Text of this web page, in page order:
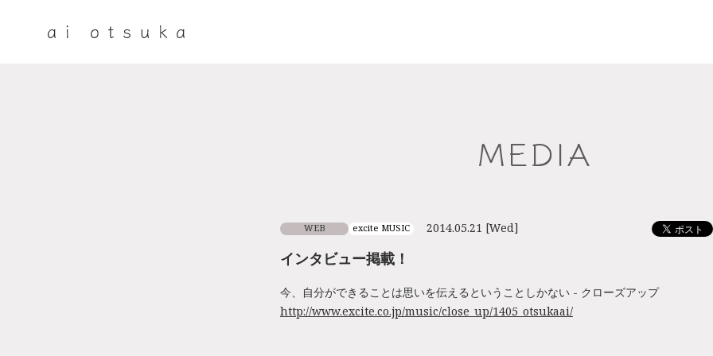
MEDIA
2014.05.21 [Wed]
WEB excite MUSIC
インタビュー掲載！
今、自分ができることは思いを伝えるということしかない - クローズアップ
http://www.excite.co.jp/music/close_up/1405_otsukaai/